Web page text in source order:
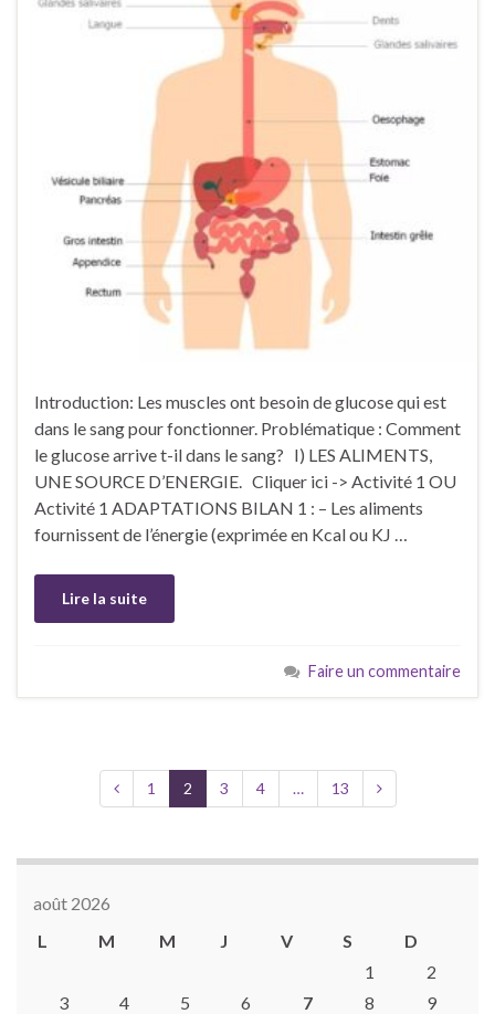
Introduction: Les muscles ont besoin de glucose qui est
dans le sang pour fonctionner. Problématique : Comment
le glucose arrive t-il dans le sang? I) LES ALIMENTS,
UNE SOURCE D’ENERGIE. Cliquer ici -> Activité 1 OU
Activité 1 ADAPTATIONS BILAN 1 : – Les aliments
fournissent de l’énergie (exprimée en Kcal ou KJ …
Lire la suite
Faire un commentaire
1 2 3 4 … 13
août 2026
L
M M J V S
D
1
2
3
4 5 6 7 8
9